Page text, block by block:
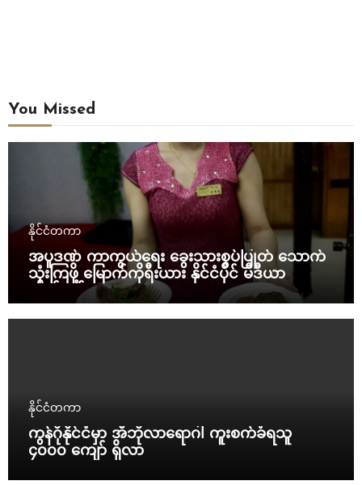
You Missed
နိုင်ငံတကာ
အပူဒဏ် ကာကွယ်ရေး ခွေးသားစွပ်ပြုတ် သောက်
သုံးကြဖို့ မြောက်ကိုရီးယား နိုင်ငံပိုင် မီဒီယာ
တိုက်တွန်း
နိုင်ငံတကာ
ကွန်ဂိုနိုင်ငံမှာ အီဘိုလာရောဂါ ကူးစက်ခံရသူ
၄၀၀၀ ကျော် ရှိလာ